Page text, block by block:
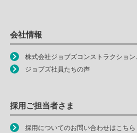
会社情報
株式会社ジョブズコンストラクション
ジョブズ社員たちの声
採用ご担当者さま
採用についてのお問い合わせはこちら